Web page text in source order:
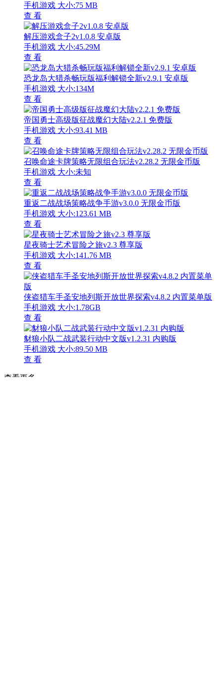
手机游戏 大小:75 MB
查 看
解压游戏盒子2v1.0.8 安卓版
手机游戏 大小:45.29M
查 看
恐龙岛大猎杀畅玩版福利解锁全新v2.9.1 安卓版
手机游戏 大小:134M
查 看
帝国勇士高级版征战魔幻大陆v2.2.1 免费版
手机游戏 大小:93.41 MB
查 看
召唤命途卡牌策略无限组合玩法v2.28.2 无限金币版
手机游戏 大小:未知
查 看
重返二战战场策略战争手游v3.0.0 无限金币版
手机游戏 大小:123.61 MB
查 看
星夜骑士艺术冒险之旅v2.3 尊享版
手机游戏 大小:141.76 MB
查 看
侠盗猎车手圣安地列斯开放世界探索v4.8.2 内置菜单版
手机游戏 大小:1.78GB
查 看
豺狼小队二战武装行动中文版v1.2.31 内购版
手机游戏 大小:89.50 MB
查 看
查看更多